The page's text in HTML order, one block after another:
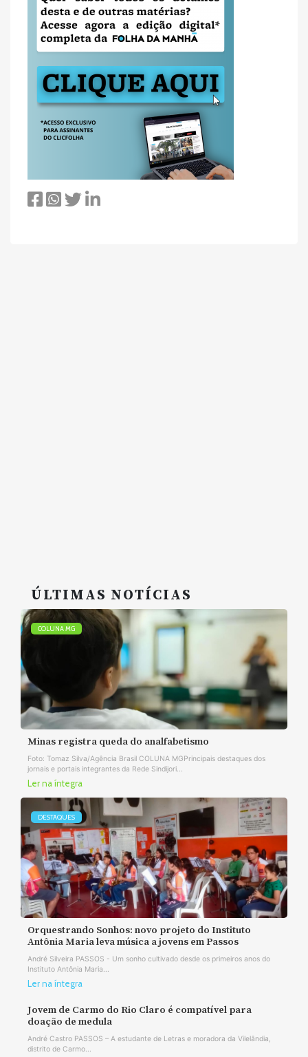
ÚLTIMAS NOTÍCIAS
COLUNA MG
Minas registra queda do analfabetismo
Foto: Tomaz Silva/Agência Brasil COLUNA MGPrincipais destaques dos
jornais e portais integrantes da Rede Sindijori...
Ler na íntegra
DESTAQUES
Orquestrando Sonhos: novo projeto do Instituto
Antônia Maria leva música a jovens em Passos
André Silveira PASSOS - Um sonho cultivado desde os primeiros anos do
Instituto Antônia Maria...
Ler na íntegra
Jovem de Carmo do Rio Claro é compatível para
doação de medula
André Castro PASSOS – A estudante de Letras e moradora da Vilelândia,
distrito de Carmo...